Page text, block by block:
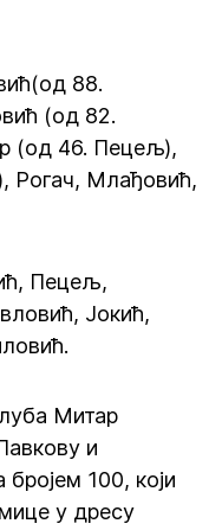
88.
(од 82.
(од 46. Пецељ),
Рогач, Млађовић,
Пецељ,
Јокић,
Митар
и
100, који
у дресу